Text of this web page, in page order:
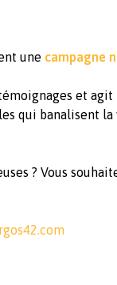
une campagne
et
qui banalisent la
? Vous